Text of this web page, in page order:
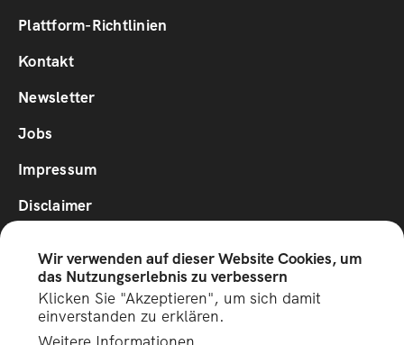
Plattform-Richtlinien
Footer
2
Kontakt
Newsletter
Jobs
Impressum
Disclaimer
Social
Media
Wir verwenden auf dieser Website Cookies, um
das Nutzungserlebnis zu verbessern
Klicken Sie "Akzeptieren", um sich damit
einverstanden zu erklären.